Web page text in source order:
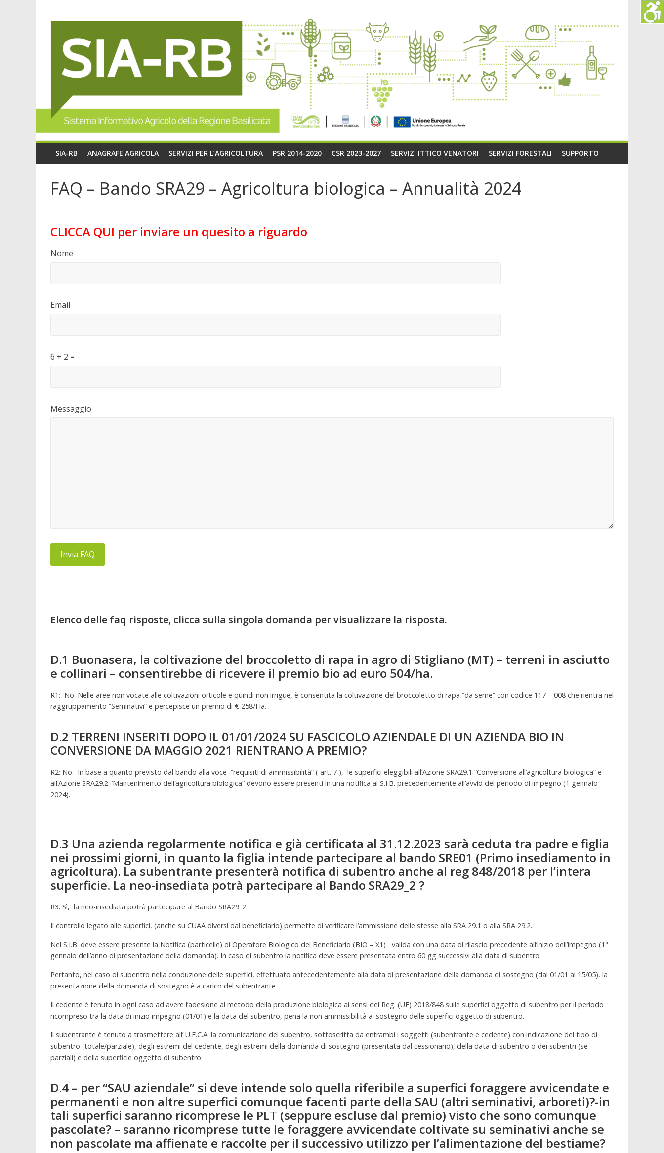
SIA-RB ANAGRAFE AGRICOLA SERVIZI PER L’AGRICOLTURA PSR 2014-2020 CSR 2023-2027 SERVIZI ITTICO VENATORI SERVIZI FORESTALI SUPPORTO
FAQ – Bando SRA29 – Agricoltura biologica – Annualità 2024
CLICCA QUI per inviare un quesito a riguardo
Nome
Email
6 + 2 =
Please
Please
Messaggio
Invia FAQ
Elenco delle faq risposte, clicca sulla singola domanda per visualizzare la risposta.
D.1 Buonasera, la coltivazione del broccoletto di rapa in agro di Stigliano (MT) – terreni in asciutto
e collinari – consentirebbe di ricevere il premio bio ad euro 504/ha.
R1: No. Nelle aree non vocate alle coltivazioni orticole e quindi non irrigue, è consentita la coltivazione del broccoletto di rapa “da seme” con codice 117 – 008 che rientra nel
raggruppamento “Seminativi” e percepisce un premio di € 258/Ha.
D.2 TERRENI INSERITI DOPO IL 01/01/2024 SU FASCICOLO AZIENDALE DI UN AZIENDA BIO IN
CONVERSIONE DA MAGGIO 2021 RIENTRANO A PREMIO?
R2: No. In base a quanto previsto dal bando alla voce “requisiti di ammissibilità” ( art. 7 ), le superfici eleggibili all’Azione SRA29.1 “Conversione all’agricoltura biologica” e
all’Azione SRA29.2 “Mantenimento dell’agricoltura biologica” devono essere presenti in una notifica al S.I.B. precedentemente all’avvio del periodo di impegno (1 gennaio
2024).
D.3 Una azienda regolarmente notifica e già certificata al 31.12.2023 sarà ceduta tra padre e figlia
nei prossimi giorni, in quanto la figlia intende partecipare al bando SRE01 (Primo insediamento in
agricoltura). La subentrante presenterà notifica di subentro anche al reg 848/2018 per l’intera
superficie. La neo-insediata potrà partecipare al Bando SRA29_2 ?
R3: Sì, la neo-insediata potrà partecipare al Bando SRA29_2.
Il controllo legato alle superfici, (anche su CUAA diversi dal beneficiario) permette di verificare l’ammissione delle stesse alla SRA 29.1 o alla SRA 29.2.
Nel S.I.B. deve essere presente la Notifica (particelle) di Operatore Biologico del Beneficiario (BIO – X1) valida con una data di rilascio precedente all’inizio dell’impegno (1°
gennaio dell’anno di presentazione della domanda). In caso di subentro la notifica deve essere presentata entro 60 gg successivi alla data di subentro.
Pertanto, nel caso di subentro nella conduzione delle superfici, effettuato antecedentemente alla data di presentazione della domanda di sostegno (dal 01/01 al 15/05), la
presentazione della domanda di sostegno è a carico del subentrante.
Il cedente è tenuto in ogni caso ad avere l’adesione al metodo della produzione biologica ai sensi del Reg. (UE) 2018/848 sulle superfici oggetto di subentro per il periodo
ricompreso tra la data di inizio impegno (01/01) e la data del subentro, pena la non ammissibilità al sostegno delle superfici oggetto di subentro.
Il subentrante è tenuto a trasmettere all’ U.E.C.A. la comunicazione del subentro, sottoscritta da entrambi i soggetti (subentrante e cedente) con indicazione del tipo di
subentro (totale/parziale), degli estremi del cedente, degli estremi della domanda di sostegno (presentata dal cessionario), della data di subentro o dei subentri (se
parziali) e della superficie oggetto di subentro.
D.4 – per “SAU aziendale” si deve intende solo quella riferibile a superfici foraggere avvicendate e
permanenti e non altre superfici comunque facenti parte della SAU (altri seminativi, arboreti)?-in
tali superfici saranno ricomprese le PLT (seppure escluse dal premio) visto che sono comunque
pascolate? – saranno ricomprese tutte le foraggere avvicendate coltivate su seminativi anche se
non pascolate ma affienate e raccolte per il successivo utilizzo per l’alimentazione del bestiame?